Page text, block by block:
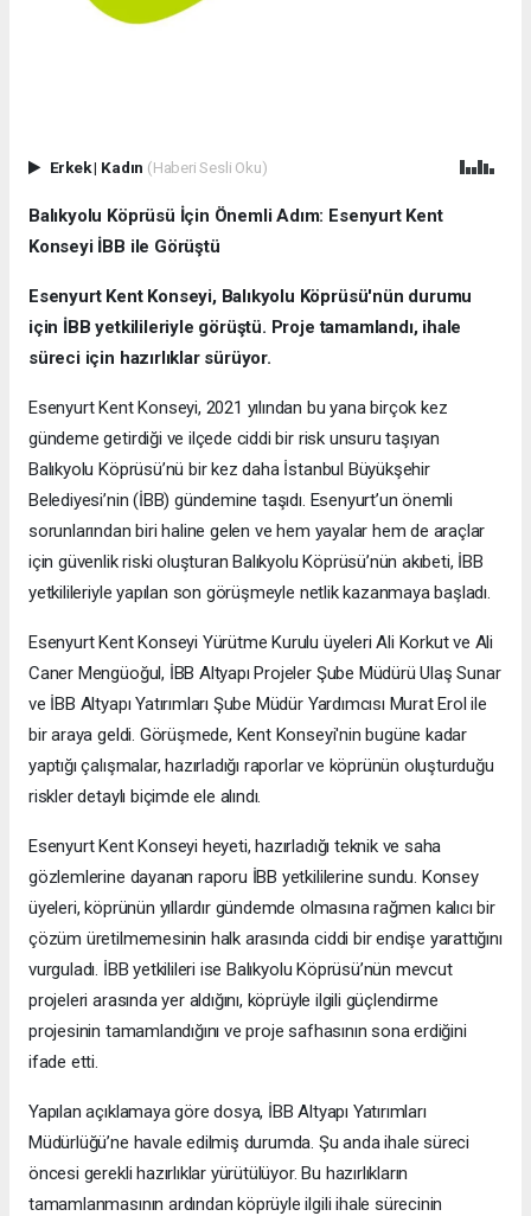
Erkek| Kadın (Haberi Sesli Oku)
Balıkyolu Köprüsü İçin Önemli Adım: Esenyurt Kent
Konseyi İBB ile Görüştü
Esenyurt Kent Konseyi, Balıkyolu Köprüsü'nün durumu
için İBB yetkilileriyle görüştü. Proje tamamlandı, ihale
süreci için hazırlıklar sürüyor.
Esenyurt Kent Konseyi, 2021 yılından bu yana birçok kez
gündeme getirdiği ve ilçede ciddi bir risk unsuru taşıyan
Balıkyolu Köprüsü’nü bir kez daha İstanbul Büyükşehir
Belediyesi’nin (İBB) gündemine taşıdı. Esenyurt’un önemli
sorunlarından biri haline gelen ve hem yayalar hem de araçlar
için güvenlik riski oluşturan Balıkyolu Köprüsü’nün akıbeti, İBB
yetkilileriyle yapılan son görüşmeyle netlik kazanmaya başladı.
Esenyurt Kent Konseyi Yürütme Kurulu üyeleri Ali Korkut ve Ali
Caner Mengüoğul, İBB Altyapı Projeler Şube Müdürü Ulaş Sunar
ve İBB Altyapı Yatırımları Şube Müdür Yardımcısı Murat Erol ile
bir araya geldi. Görüşmede, Kent Konseyi'nin bugüne kadar
yaptığı çalışmalar, hazırladığı raporlar ve köprünün oluşturduğu
riskler detaylı biçimde ele alındı.
Esenyurt Kent Konseyi heyeti, hazırladığı teknik ve saha
gözlemlerine dayanan raporu İBB yetkililerine sundu. Konsey
üyeleri, köprünün yıllardır gündemde olmasına rağmen kalıcı bir
çözüm üretilmemesinin halk arasında ciddi bir endişe yarattığını
vurguladı. İBB yetkilileri ise Balıkyolu Köprüsü’nün mevcut
projeleri arasında yer aldığını, köprüyle ilgili güçlendirme
projesinin tamamlandığını ve proje safhasının sona erdiğini
ifade etti.
Yapılan açıklamaya göre dosya, İBB Altyapı Yatırımları
Müdürlüğü’ne havale edilmiş durumda. Şu anda ihale süreci
öncesi gerekli hazırlıklar yürütülüyor. Bu hazırlıkların
tamamlanmasının ardından köprüyle ilgili ihale sürecinin